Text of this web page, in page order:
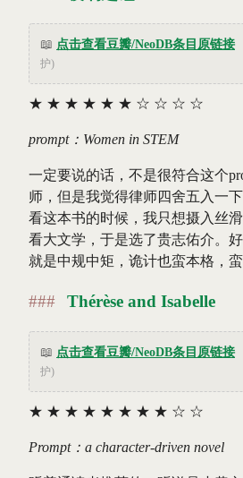
📖 点击查看豆瓣/NeoDB条目原链接
护)
★ ★ ★ ★ ★ ★ ☆ ☆ ☆ ☆
prompt：Women in STEM
一定要说的话，不是很符合这个
师，但是我觉得律师四舍五入一
看这本书的时候，我只想摄入丝
看大文学，于是选了贵志佑介。
就是中规中矩，诡计也蛮本格，蛮
Thérèse and Isabelle
📖 点击查看豆瓣/NeoDB条目原链接
护)
★ ★ ★ ★ ★ ★ ★ ★ ☆ ☆
Prompt：a character-driven novel